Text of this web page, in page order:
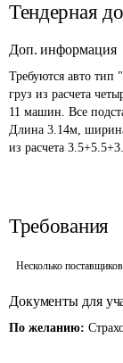
Тендерная
Доп. информация
Требуются авто тип
груз из расчета
11 машин. Все
Длина 3.14м,
из расчета
Требования
Несколько поставщиков
Документы для
По желанию: